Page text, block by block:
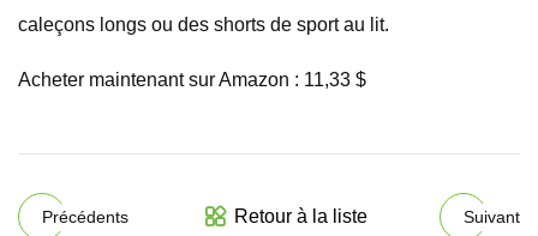
caleçons longs ou des shorts de sport au lit.
Acheter maintenant sur Amazon : 11,33 $
Précédents Retour à la liste Suivant